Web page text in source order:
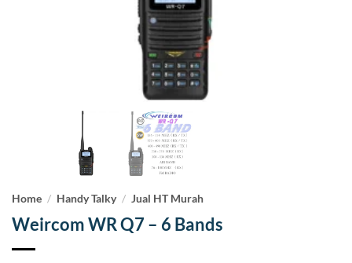
Home / Handy Talky / Jual HT Murah
Weircom WR Q7 – 6 Bands